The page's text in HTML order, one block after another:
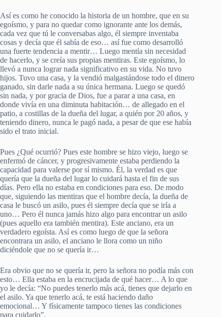
Así es como he conocido la historia de un hombre, que en su
egoísmo, y para no quedar como ignorante ante los demás,
cada vez que tú le conversabas algo, él siempre inventaba
cosas y decía que él sabía de eso… así fue como desarrolló
una fuerte tendencia a mentir… Luego mentía sin necesidad
de hacerlo, y se creía sus propias mentiras. Este egoísmo, lo
llevó a nunca lograr nada significativo en su vida. No tuvo
hijos. Tuvo una casa, y la vendió malgastándose todo el dinero
ganado, sin darle nada a su única hermana. Luego se quedó
sin nada, y por gracia de Dios, fue a parar a una casa, en
donde vivía en una diminuta habitación… de allegado en el
patio, a costillas de la dueña del lugar, a quién por 20 años, y
teniendo dinero, nunca le pagó nada, a pesar de que ese había
sido el trato inicial.
Pues ¿Qué ocurrió? Pues este hombre se hizo viejo, luego se
enfermó de cáncer, y progresivamente estaba perdiendo la
capacidad para valerse por sí mismo. Él, la verdad es que
quería que la dueña del lugar lo cuidará hasta el fin de sus
días. Pero ella no estaba en condiciones para eso. De modo
que, siguiendo las mentiras que el hombre decía, la dueña de
casa le buscó un asilo, pues él siempre decía que se iría a
uno… Pero él nunca jamás hizo algo para encontrar un asilo
(pues aquello era también mentira). Este anciano, era un
verdadero egoísta. Así es como luego de que la señora
encontrara un asilo, el anciano le llora como un niño
diciéndole que no se quería ir…
Era obvio que no se quería ir, pero la señora no podía más con
esto… Ella estaba en la encrucijada de qué hacer… A lo que
yo le decía: “No puedes tenerlo más acá, tienes que dejarlo en
el asilo. Ya que tenerlo acá, te está haciendo daño
emocional… Y físicamente tampoco tienes las condiciones
para cuidarlo”.